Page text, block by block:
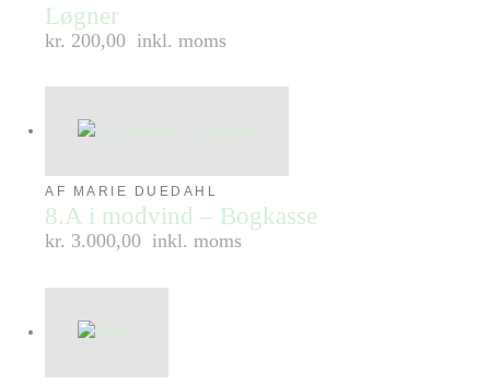
Løgner
kr. 200,00 inkl. moms
AF MARIE DUEDAHL
8.A i modvind – Bogkasse
kr. 3.000,00 inkl. moms